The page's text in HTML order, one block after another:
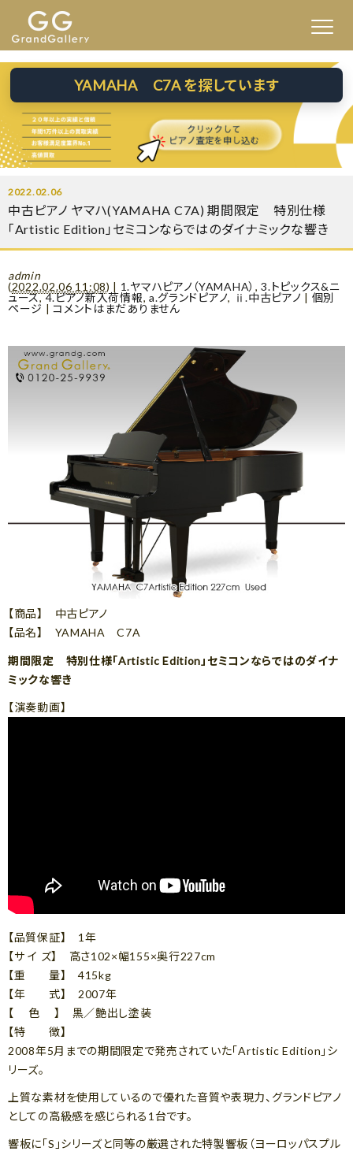
YAMAHA C7A を探しています
2022.02.06
中古ピアノ ヤマハ(YAMAHA C7A) 期間限定 特別仕様
「Artistic Edition」セミコンならではのダイナミックな響き
admin
(2022.02.06 11:08) | 1.ヤマハピアノ（YAMAHA） ,3.トピックス&ニ
ュース,4.ピアノ新入荷情報, a.グランドピアノ, ⅱ.中古ピアノ | 個別
ページ |コメントはまだありません
【商品】 中古ピアノ
【品名】 YAMAHA C7A
期間限定 特別仕様「Artistic Edition」セミコンならではのダイナ
ミックな響き
【演奏動画】
【品質保証】 1年
【サ イ ズ】 高さ102×幅155×奥行227cm
【重 量】 415kg
【年 式】 2007年
【 色 】 黒／艶出し塗装
【特 徴】
2008年5月までの期間限定で発売されていた「Artistic Edition」シ
リーズ。
上質な素材を使用しているので優れた音質や表現力、グランドピアノ
としての高級感を感じられる1台です。
響板に「S」シリーズと同等の厳選された特製響板（ヨーロッパスプル